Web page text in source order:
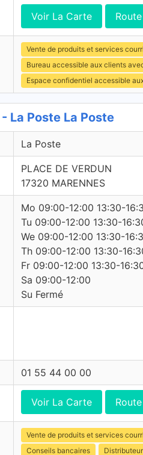
Voir La Carte Route
Vente de produits et services
Bureau accessible aux clients
Espace confidentiel accessible
- La Poste La Poste
La Poste
PLACE DE VERDUN
17320 MARENNES
Mo 09:00-12:00 13:30-
Tu 09:00-12:00 13:30-
We 09:00-12:00 13:30-
Th 09:00-12:00 13:30-
Fr 09:00-12:00 13:30-
Sa 09:00-12:00
Su Fermé
01 55 44 00 00
Voir La Carte Route
Vente de produits et services
Conseils bancaires